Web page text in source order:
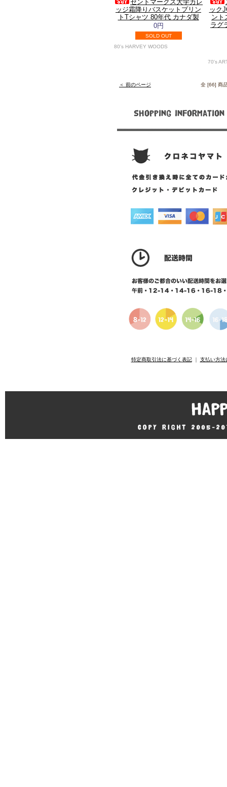
セントマークス大学カレ
ッジ霜降りバスケットプリン
トTシャツ 80年代 カナダ製
0円
SOLD OUT
80's HARVEY WOODS
ック
ント
ラグ
70's
＜ 前のページ 全 [66] 商
特定商取引法に基づく表記｜ 支払い方法